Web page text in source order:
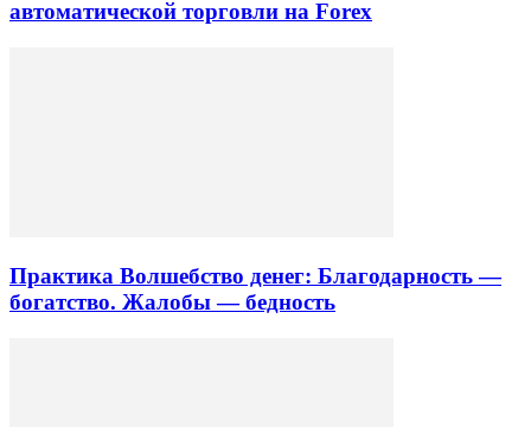
автоматической торговли на Forex
Практика Волшебство денег: Благодарность —
богатство. Жалобы — бедность